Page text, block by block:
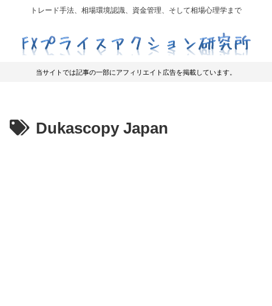
トレード手法、相場環境認識、資金管理、そして相場心理学まで
当サイトでは記事の一部にアフィリエイト広告を掲載しています。
Dukascopy Japan